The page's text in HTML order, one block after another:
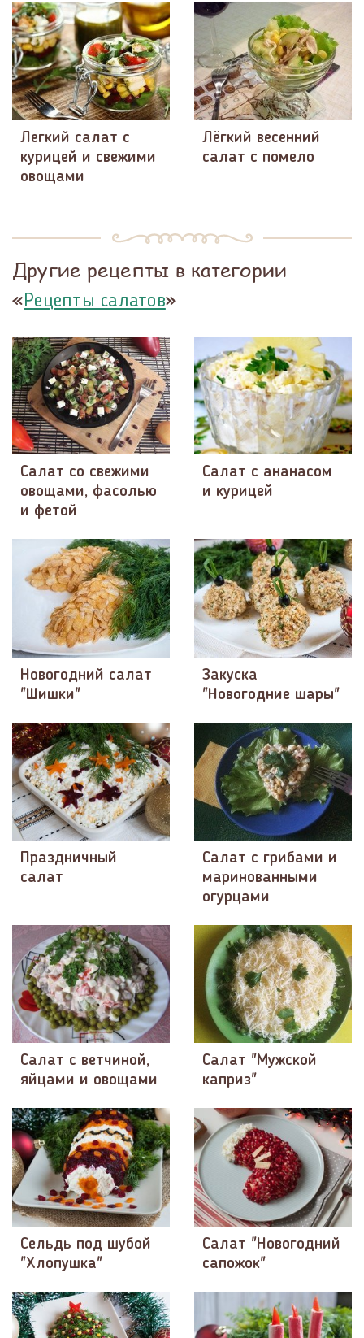
Легкий салат с
курицей и свежими
овощами
Лёгкий весенний
салат с помело
Другие рецепты в категории
«Рецепты салатов»
Салат со свежими
овощами, фасолью
и фетой
Салат с ананасом
и курицей
Новогодний салат
"Шишки"
Закуска
"Новогодние шары"
Праздничный
салат
Салат с грибами и
маринованными
огурцами
Салат с ветчиной,
яйцами и овощами
Салат "Мужской
каприз"
Сельдь под шубой
"Хлопушка"
Салат "Новогодний
сапожок"